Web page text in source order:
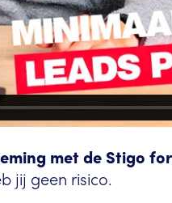
met de Stigo
jij geen risico.